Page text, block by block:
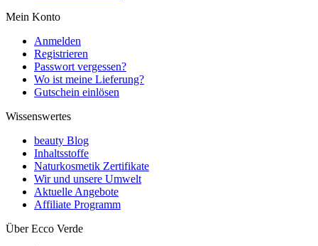
Mein Konto
Anmelden
Registrieren
Passwort vergessen?
Wo ist meine Lieferung?
Gutschein einlösen
Wissenswertes
beauty Blog
Inhaltsstoffe
Naturkosmetik Zertifikate
Wir und unsere Umwelt
Aktuelle Angebote
Affiliate Programm
Über Ecco Verde